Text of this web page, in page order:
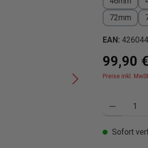
72mm
EAN:
Regulärer
99,90
Preise inkl.
Produkt
Sofort